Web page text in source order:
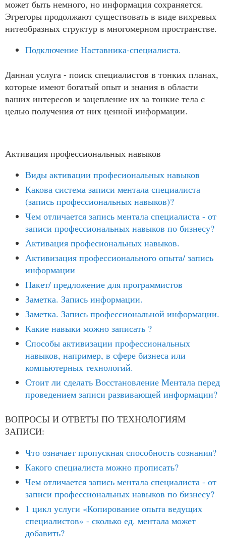
может быть немного, но информация сохраняется.
Эгрегоры продолжают существовать в виде вихревых
нитеобразных структур в многомерном пространстве.
Подключение Наставника-специалиста.
Данная услуга - поиск специалистов в тонких планах,
которые имеют богатый опыт и знания в области
ваших интересов и зацепление их за тонкие тела с
целью получения от них ценной информации.
Активация профессиональных навыков
Виды активации професиональных навыков
Какова система записи ментала специалиста
(запись профессиональных навыков)?
Чем отличается запись ментала специалиста - от
записи профессиональных навыков по бизнесу?
Активация професиональных навыков.
Активизация профессионального опыта/ запись
информации
Пакет/ предложение для программистов
Заметка. Запись информации.
Заметка. Запись профессиональной информации.
Какие навыки можно записать ?
Способы активизации профессиональных
навыков, например, в сфере бизнеса или
компьютерных технологий.
Стоит ли сделать Восстановление Ментала перед
проведением записи развивающей информации?
ВОПРОСЫ И ОТВЕТЫ ПО ТЕХНОЛОГИЯМ
ЗАПИСИ:
Что означает пропускная способность сознания?
Какого специалиста можно прописать?
Чем отличается запись ментала специалиста - от
записи профессиональных навыков по бизнесу?
1 цикл услуги «Копирование опыта ведущих
специалистов» - сколько ед. ментала может
добавить?